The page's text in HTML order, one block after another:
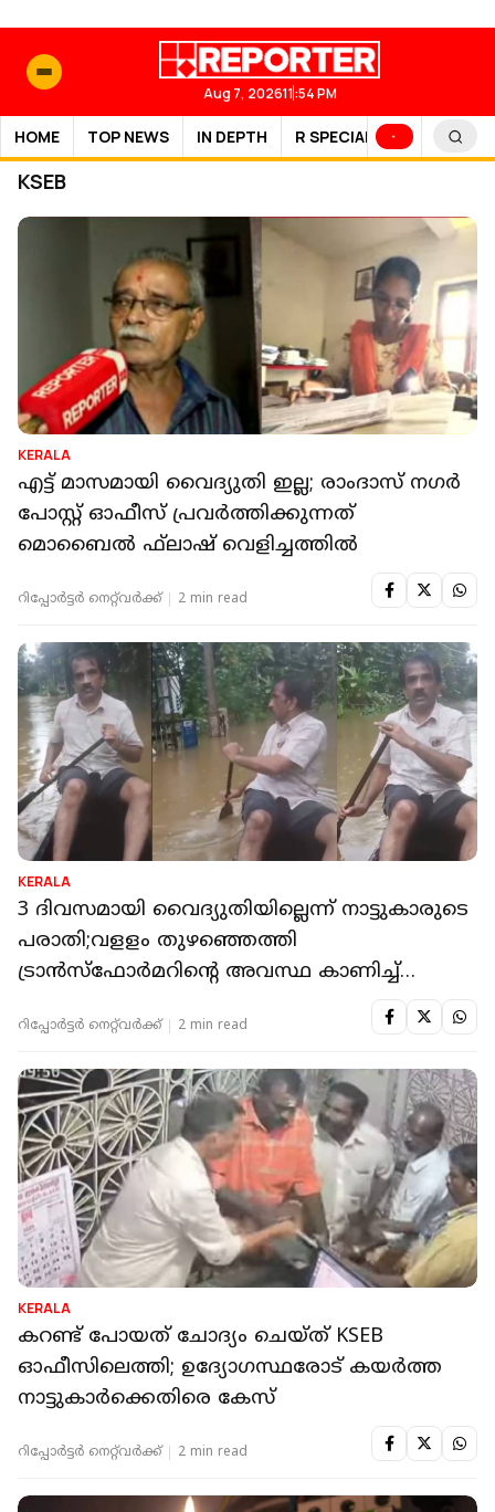
Aug 7, 202611:54 PM
HOME TOP NEWS IN DEPTH R SPECIAL SPORTS
KSEB
KERALA
എട്ട് മാസമായി വൈദ്യുതി ഇല്ല; രാംദാസ് നഗര്‍
പോസ്റ്റ് ഓഫീസ് പ്രവര്‍ത്തിക്കുന്നത്
മൊബൈല്‍ ഫ്‌ലാഷ് വെളിച്ചത്തില്‍
റിപ്പോർട്ടർ നെറ്റ്‌വര്‍ക്ക്‌ 2 min read
KERALA
3 ദിവസമായി വൈദ്യുതിയില്ലെന്ന് നാട്ടുകാരുടെ
പരാതി;വളളം തുഴഞ്ഞെത്തി
ട്രാൻസ്‌ഫോർമറിന്റെ അവസ്ഥ കാണിച്ച്
റിപ്പോർട്ടർ നെറ്റ്‌വര്‍ക്ക്‌ 2 min read
KERALA
കറണ്ട് പോയത് ചോദ്യം ചെയ്ത് KSEB
ഓഫീസിലെത്തി; ഉദ്യോഗസ്ഥരോട് കയർത്ത
നാട്ടുകാർക്കെതിരെ കേസ്
റിപ്പോർട്ടർ നെറ്റ്‌വര്‍ക്ക്‌ 2 min read